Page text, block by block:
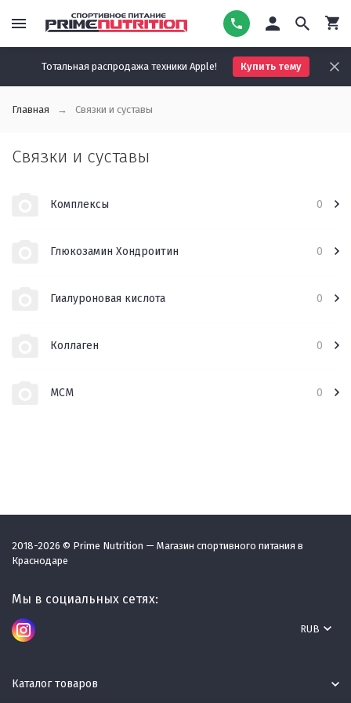
Тотальная распродажа техники Apple! Купить тему
Главная Связки и суставы
Связки и суставы
Комплексы 0
Глюкозамин Хондроитин 0
Гиалуроновая кислота 0
Коллаген 0
МСМ 0
2018-2026 © Prime Nutrition — Магазин спортивного питания в
Краснодаре
Мы в социальных сетях:
RUB
Каталог товаров